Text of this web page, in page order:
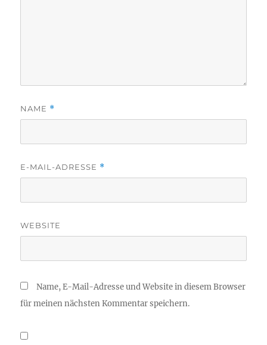
NAME *
E-MAIL-ADRESSE *
WEBSITE
Name, E-Mail-Adresse und Website in diesem Browser
für meinen nächsten Kommentar speichern.